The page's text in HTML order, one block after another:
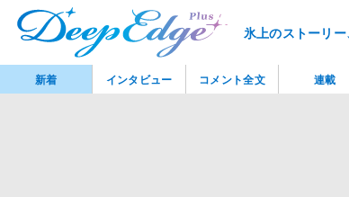
氷上のストーリ
新着 インタビュー コメント全文 連載